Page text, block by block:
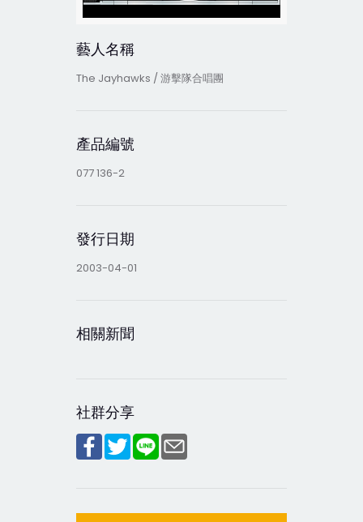
藝人名稱
The Jayhawks / 游擊隊合唱團
產品編號
077 136-2
發行日期
2003-04-01
相關新聞
社群分享